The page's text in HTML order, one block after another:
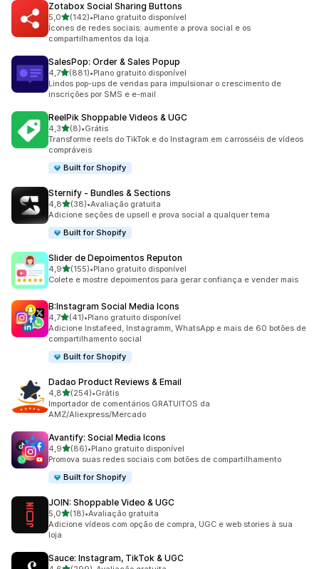
Zotabox Social Sharing Buttons
5,0de 5 estrelas
(142)
142 avaliações ao todo
•Plano gratuito disponível
Ícones de redes sociais: aumente a prova social e os
compartilhamentos da loja.
SalesPop: Order & Sales Popup
4,7de 5 estrelas
(881)
881 avaliações ao todo
•Plano gratuito disponível
Lindos pop-ups de vendas para impulsionar o crescimento de
inscrições por SMS e e-mail
ReelPik Shoppable Videos & UGC
4,3de 5 estrelas
(8)
8 avaliações ao todo
•Grátis
Transforme reels do TikTok e do Instagram em carrosséis de vídeos
compráveis
Built for Shopify
Sternify ‑ Bundles & Sections
4,8de 5 estrelas
(38)
38 avaliações ao todo
•Avaliação gratuita
Adicione seções de upsell e prova social a qualquer tema
Built for Shopify
Slider de Depoimentos Reputon
4,9de 5 estrelas
(155)
155 avaliações ao todo
•Plano gratuito disponível
Colete e mostre depoimentos para gerar confiança e vender mais
B:Instagram Social Media Icons
4,7de 5 estrelas
(41)
41 avaliações ao todo
•Plano gratuito disponível
Adicione Instafeed, Instagramm, WhatsApp e mais de 60 botões de
compartilhamento social
Built for Shopify
Dadao Product Reviews & Email
4,8de 5 estrelas
(254)
254 avaliações ao todo
•Grátis
Importador de comentários GRATUITOS da
AMZ/Aliexpress/Mercado
Avantify: Social Media Icons
4,9de 5 estrelas
(86)
86 avaliações ao todo
•Plano gratuito disponível
Promova suas redes sociais com botões de compartilhamento
Built for Shopify
JOIN: Shoppable Video & UGC
5,0de 5 estrelas
(18)
18 avaliações ao todo
•Avaliação gratuita
Adicione vídeos com opção de compra, UGC e web stories à sua
loja
Sauce: Instagram, TikTok & UGC